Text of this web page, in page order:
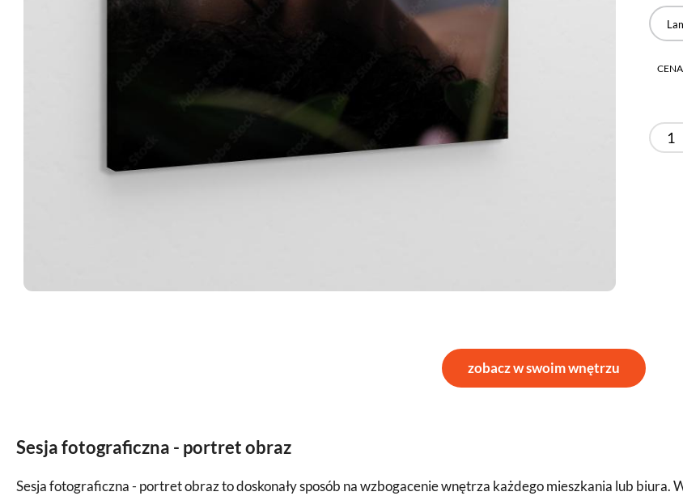
zobacz w swoim wnętrzu
Sesja fotograficzna - portret obraz
Sesja fotograficzna - portret obraz to doskonały sposób na wzbogacenie wnętrza każdego mieszkania lub biura.